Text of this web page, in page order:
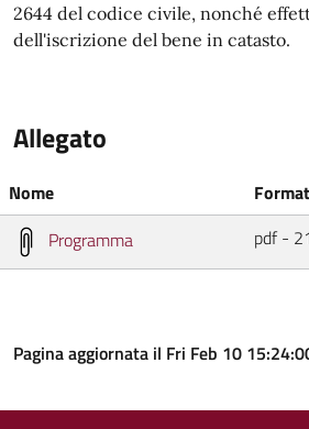
2644 del codice civile, nonché
dell'iscrizione del bene in catasto.
Allegato
Nome
Programma
pdf -
Pagina aggiornata il Fri Feb 10